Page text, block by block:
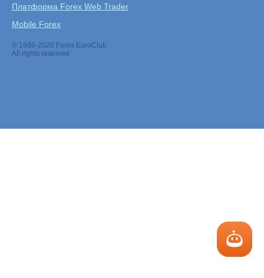
Платформа Forex Web Trader
Mobile Forex
© 1999-2026 Forex EuroClub
All rights reserved